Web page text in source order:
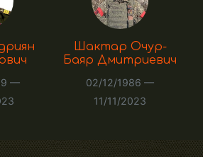
—
Шактар Очур-
Баяр Дмитриевич
02/12/1986 —
11/11/2023